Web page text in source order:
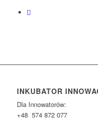
INKUBATOR
Dla Innowatorów:
+48 574 872 077